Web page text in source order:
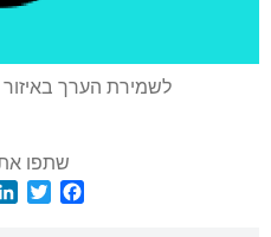
לשמירת הערך
שתפו